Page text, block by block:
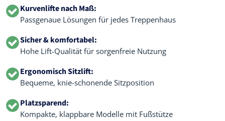
Kurvenlifte nach Maß:
Passgenaue Lösungen für jedes Treppenhaus
Sicher & komfortabel:
Hohe Lift-Qualität für sorgenfreie Nutzung
Ergonomisch Sitzlift:
Bequeme, knie-schonende Sitzposition
Platzsparend:
Kompakte, klappbare Modelle mit Fußstütze